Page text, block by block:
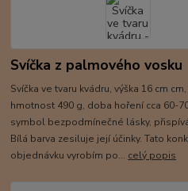
Svíčka z palmového vosku
Svíčka ve tvaru kvádru, výška 16 cm
hmotnost 490 g, doba hoření cca 60-
symbol bezpodmínečné lásky,
Bílá barva zesiluje její účinky. Tato
objednávku vyrobím po... celý popis